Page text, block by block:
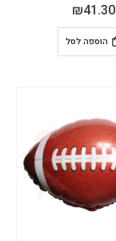
₪41.30
הוספה לסל